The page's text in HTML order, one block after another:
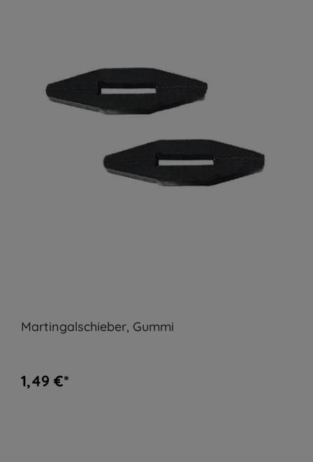
Martingalschieber, Gummi
1,49 €*